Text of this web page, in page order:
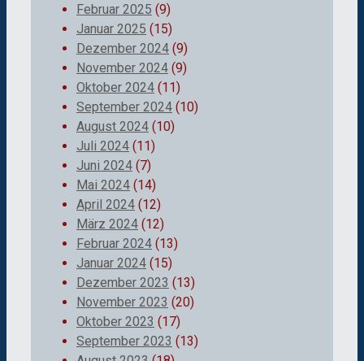
Februar 2025 (9)
Januar 2025 (15)
Dezember 2024 (9)
November 2024 (9)
Oktober 2024 (11)
September 2024 (10)
August 2024 (10)
Juli 2024 (11)
Juni 2024 (7)
Mai 2024 (14)
April 2024 (12)
März 2024 (12)
Februar 2024 (13)
Januar 2024 (15)
Dezember 2023 (13)
November 2023 (20)
Oktober 2023 (17)
September 2023 (13)